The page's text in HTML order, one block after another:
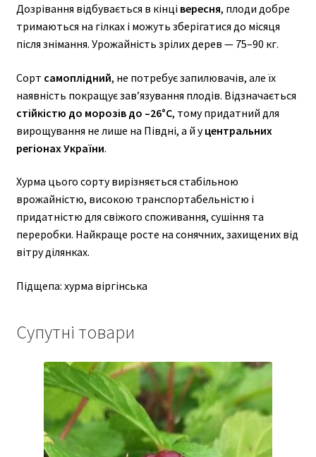
Дозрівання відбувається в кінцівересня, плоди добре
тримаються на гілках і можуть зберігатися до місяця
після знімання. Урожайність зрілих дерев — 75–90 кг.
Сорт самоплідний, не потребує запилювачів, але їх
наявність покращує зав’язування плодів. Відзначається
стійкістю до морозів до –26°C, тому придатний для
вирощування не лише на Півдні, а й уцентральних
регіонах України.
Хурма цього сорту вирізняється стабільною
врожайністю, високою транспортабельністю і
придатністю для свіжого споживання, сушіння та
переробки. Найкраще росте на сонячних, захищених від
вітру ділянках.
Підщепа: хурма віргінська
Супутні товари